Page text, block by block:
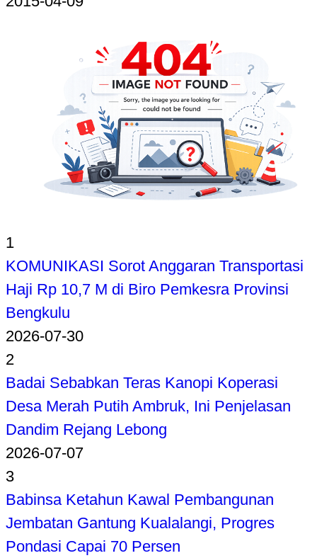
1
KOMUNIKASI Sorot Anggaran Transportasi
Haji Rp 10,7 M di Biro Pemkesra Provinsi
Bengkulu
2026-07-30
2
Badai Sebabkan Teras Kanopi Koperasi
Desa Merah Putih Ambruk, Ini Penjelasan
Dandim Rejang Lebong
2026-07-07
3
Babinsa Ketahun Kawal Pembangunan
Jembatan Gantung Kualalangi, Progres
Pondasi Capai 70 Persen